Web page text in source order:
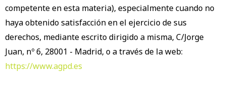
competente en esta materia), especialmente cuando no
haya obtenido satisfacción en el ejercicio de sus
derechos, mediante escrito dirigido a misma, C/Jorge
Juan, nº 6, 28001 - Madrid, o a través de la web:
https://www.agpd.es